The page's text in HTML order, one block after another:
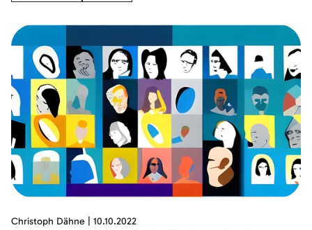
Christoph Dähne 10.10.2022